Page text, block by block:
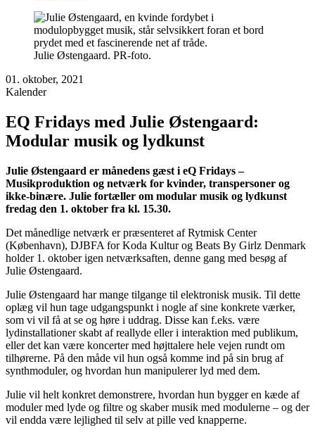
Julie Østengaard. PR-foto.
01. oktober, 2021
Kalender
EQ Fridays med Julie Østengaard:
Modular musik og lydkunst
Julie Østengaard er månedens gæst i eQ Fridays –
Musikproduktion og netværk for kvinder, transpersoner og
ikke-binære. Julie fortæller om modular musik og lydkunst
fredag den 1. oktober fra kl. 15.30.
Det månedlige netværk er præsenteret af Rytmisk Center
(København), DJBFA for Koda Kultur og Beats By Girlz Denmark
holder 1. oktober igen netværksaften, denne gang med besøg af
Julie Østengaard.
Julie Østengaard har mange tilgange til elektronisk musik. Til dette
oplæg vil hun tage udgangspunkt i nogle af sine konkrete værker,
som vi vil få at se og høre i uddrag. Disse kan f.eks. være
lydinstallationer skabt af reallyde eller i interaktion med publikum,
eller det kan være koncerter med højttalere hele vejen rundt om
tilhørerne. På den måde vil hun også komme ind på sin brug af
synthmoduler, og hvordan hun manipulerer lyd med dem.
Julie vil helt konkret demonstrere, hvordan hun bygger en kæde af
moduler med lyde og filtre og skaber musik med modulerne – og der
vil endda være lejlighed til selv at pille ved knapperne.